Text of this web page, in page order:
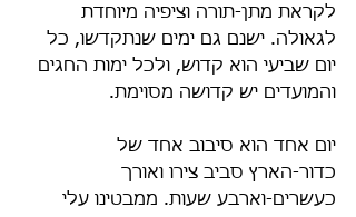
לקראת מתן-תורה וציפיה מיוחדת
לגאולה. ישנם גם ימים שנתקדשו, כל
יום שביעי הוא קדוש, ולכל ימות החגים
והמועדים יש קדושה מסוימת.
יום אחד הוא סיבוב אחד של
כדור-הארץ סביב צירו ואורך
כעשרים-וארבע שעות. ממבטינו עלי